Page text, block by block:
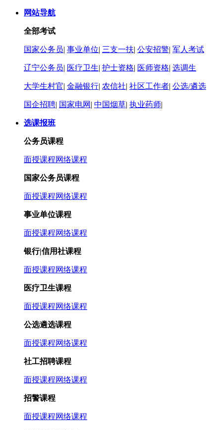
网站导航
全部考试
国家公务员| 事业单位| 三支一扶| 公安招警| 军人考试
辽宁公务员| 医疗卫生| 护士资格| 医师资格| 选调生
大学生村官| 金融银行| 农信社| 社区工作者| 公选/遴选
国企招聘| 国家电网 | 中国烟草| 执业药师|
选课报班
公务员课程
面授课程网络课程
国家公务员课程
面授课程网络课程
事业单位课程
面授课程网络课程
银行|信用社课程
面授课程网络课程
医疗卫生课程
面授课程网络课程
公选遴选课程
面授课程网络课程
社工招聘课程
面授课程网络课程
招警课程
面授课程网络课程